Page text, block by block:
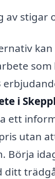
av stigar
som
i
ett
utan
Börja
ditt